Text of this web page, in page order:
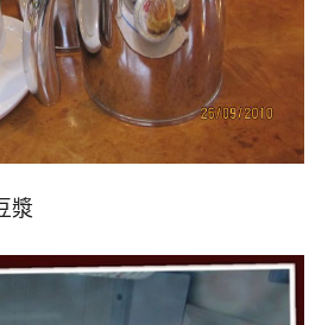
漿